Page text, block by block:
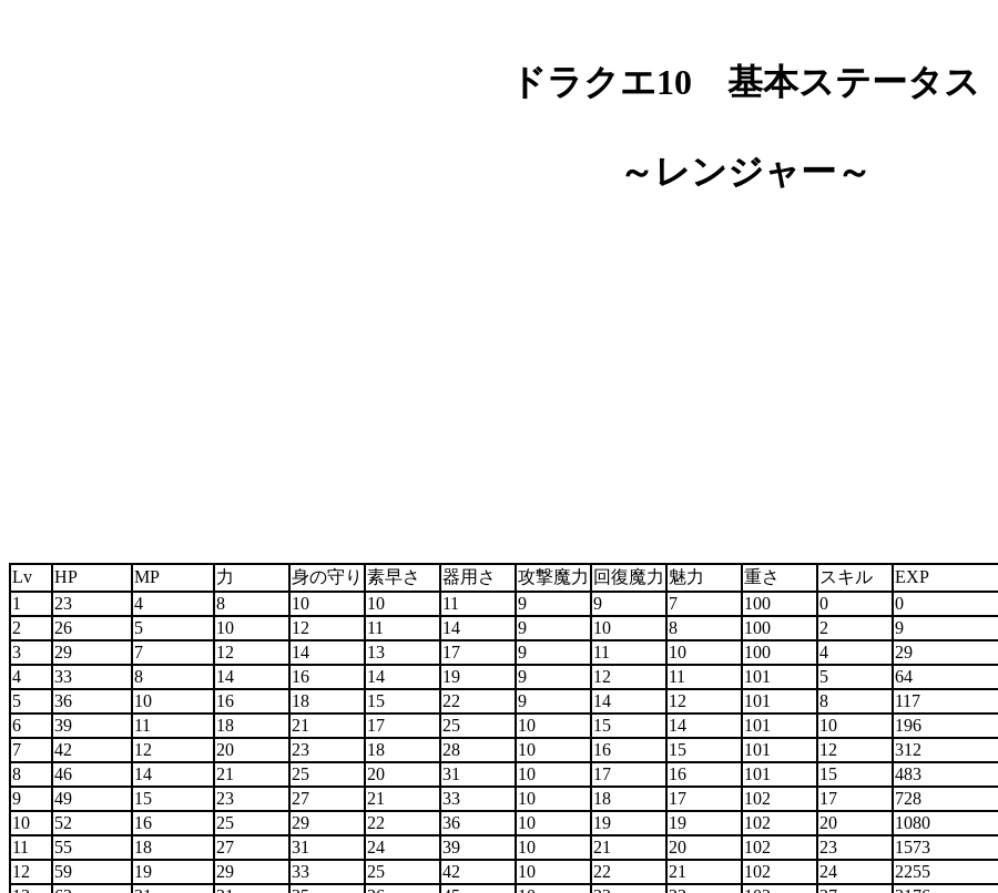
ドラクエ10 基本ステータス
～レンジャー～
Lv HP MP 力 身の守り 素早さ 器用さ 攻撃魔力 回復魔力 魅力 重さ スキル
EXP
1
23 4 8 10 10 11 9 9 7 100 0
0
2
26 5 10 12 11 14 9 10 8 100 2
9
3
29 7 12 14 13 17 9 11 10 100 4
29
4
33 8 14 16 14 19 9 12 11 101 5
64
5
36 10 16 18 15 22 9 14 12 101 8
117
6
39 11 18 21 17 25 10 15 14 101 10
196
7
42 12 20 23 18 28 10 16 15 101 12
312
8
46 14 21 25 20 31 10 17 16 101 15
483
9
49 15 23 27 21 33 10 18 17 102 17
728
10
52 16 25 29 22 36 10 19 19 102 20
1080
11
55 18 27 31 24 39 10 21 20 102 23
1573
12
59 19 29 33 25 42 10 22 21 102 24
2255